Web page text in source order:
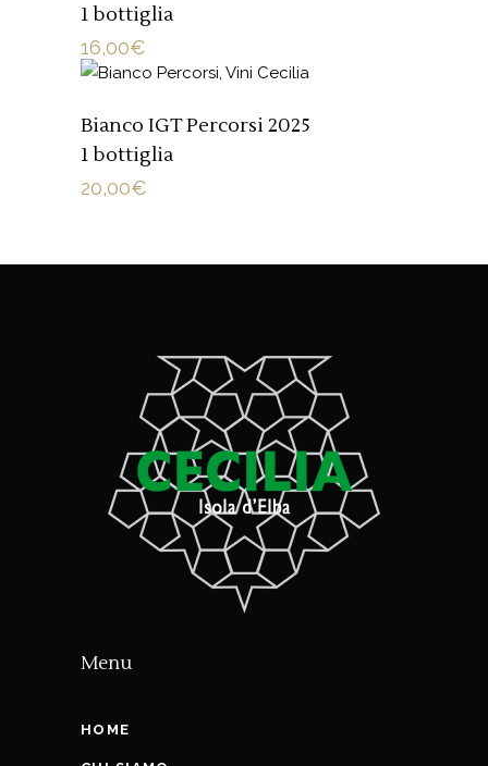
1 bottiglia
16,00€
Bianco IGT Percorsi 2025
1 bottiglia
20,00€
Menu
HOME